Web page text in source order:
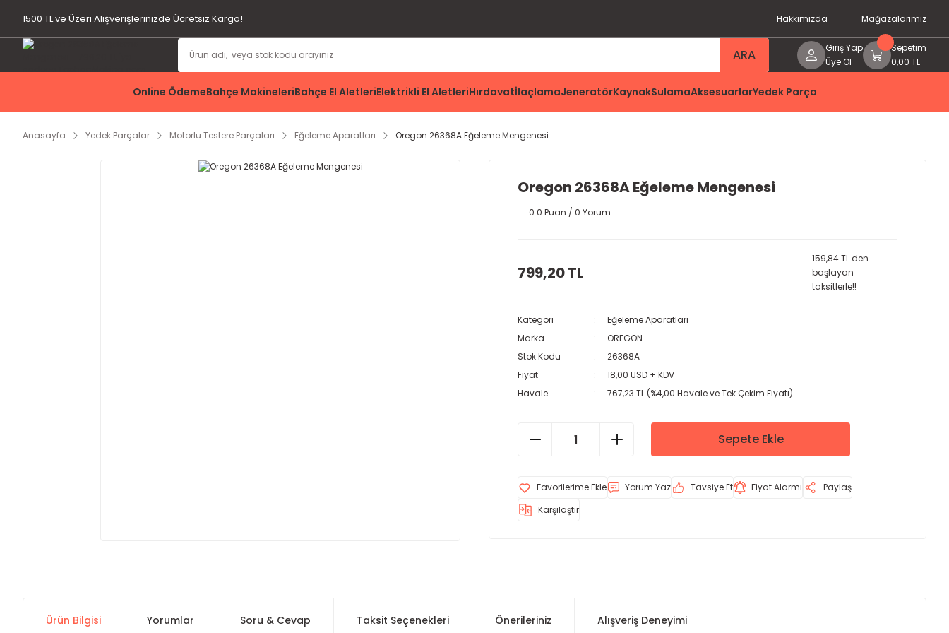
1500 TL ve Üzeri Alışverişlerinizde Ücretsiz Kargo! Hakkimizda Mağazalarımız
ARA
Giriş Yap
Üye Ol
Sepetim
0,00 TL
Online ÖdemeBahçe MakineleriBahçe El AletleriElektrikli El AletleriHırdavatİlaçlamaJeneratörKaynakSulamaAksesuarlarYedek Parça
Anasayfa Yedek Parçalar Motorlu Testere Parçaları Eğeleme Aparatları Oregon 26368A Eğeleme Mengenesi
Oregon 26368A Eğeleme Mengenesi
0.0 Puan / 0 Yorum
799,20 TL
159,84 TL den
başlayan
taksitlerle!!
Kategori
Eğeleme Aparatları
Marka
OREGON
Stok Kodu
26368A
Fiyat
18,00 USD + KDV
Havale
767,23 TL (%4,00 Havale ve Tek Çekim Fiyatı)
Sepete Ekle
Yorum Yaz Tavsiye Et Fiyat Alarmı
Paylaş
Karşılaştır
Ürün Bilgisi Yorumlar Soru & Cevap Taksit Seçenekleri Önerileriniz Alışveriş Deneyimi